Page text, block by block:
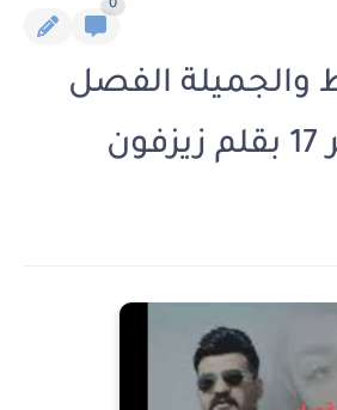
0
والجميلة الفصل